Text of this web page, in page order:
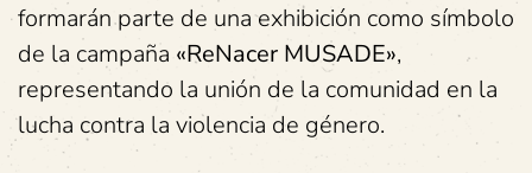
formarán parte de una exhibición como símbolo
de la campaña «ReNacer MUSADE»,
representando la unión de la comunidad en la
lucha contra la violencia de género.